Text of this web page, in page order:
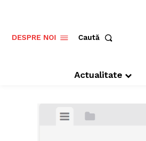
DESPRE NOI Caută
Actualitate